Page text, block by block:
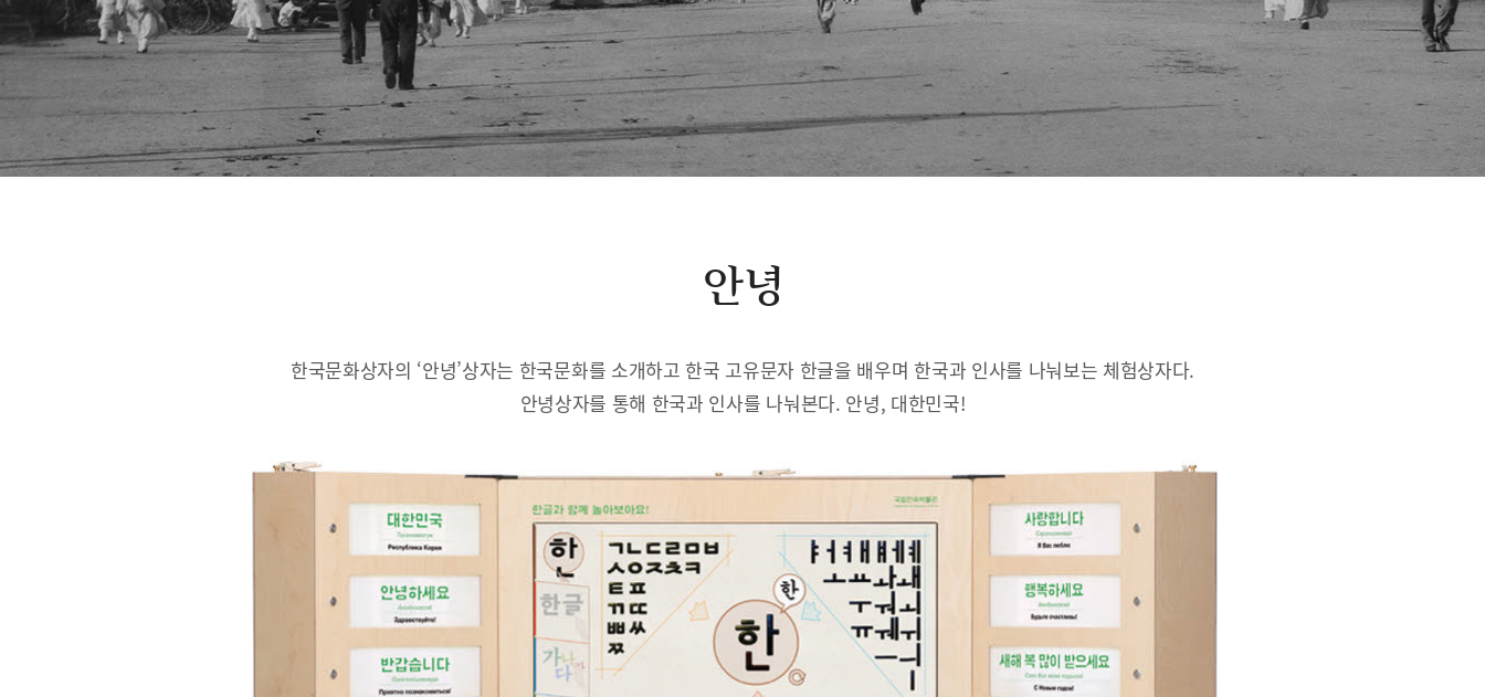
안녕
한국문화상자의 ‘안녕’상자는 한국문화를 소개하고 한국 고유문자 한글을 배우며 한국과 인사를 나눠보는 체험상자다.
안녕상자를 통해 한국과 인사를 나눠본다. 안녕, 대한민국!